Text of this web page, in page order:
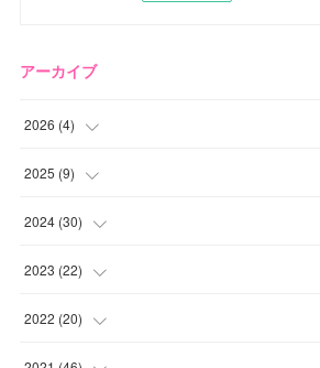
アーカイブ
2026 (4)
( )
(1
(1
2025 (9)
(2
(2
(1
(1
2024 (30)
(4
(1
(4
2023 (22)
(1
(2
2022 (20)